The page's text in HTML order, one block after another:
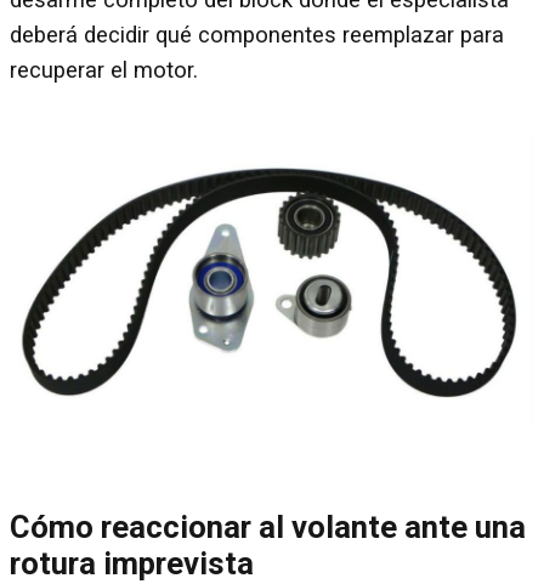
deberá decidir qué componentes reemplazar para
recuperar el motor.
Cómo reaccionar al volante ante una
rotura imprevista